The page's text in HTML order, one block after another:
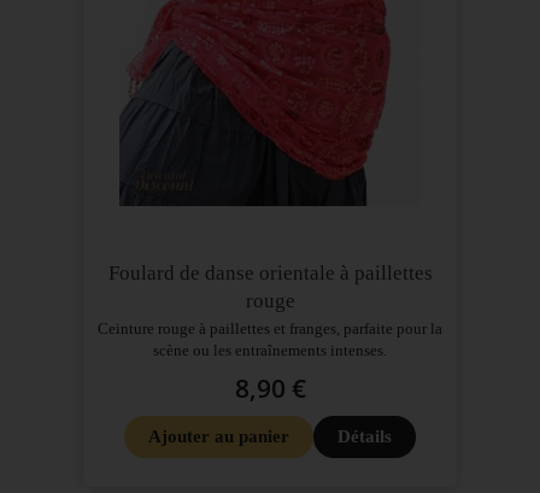
Foulard de danse orientale à paillettes
rouge
Ceinture rouge à paillettes et franges, parfaite pour la
scène ou les entraînements intenses.
8,90 €
Ajouter au panier Détails